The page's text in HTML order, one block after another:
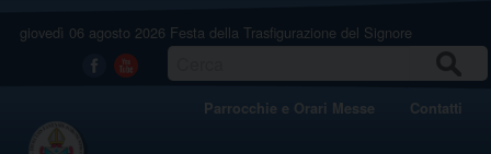
giovedì 06 agosto 2026 Festa della Trasfigurazione del Signore
Facebook
Youtube
Parrocchie e Orari Messe Contatti